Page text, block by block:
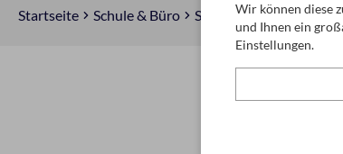
Startseite Schule & Büro Schreiben, Zeichnen &
Wir können diese
und Ihnen ein
Einstellungen.